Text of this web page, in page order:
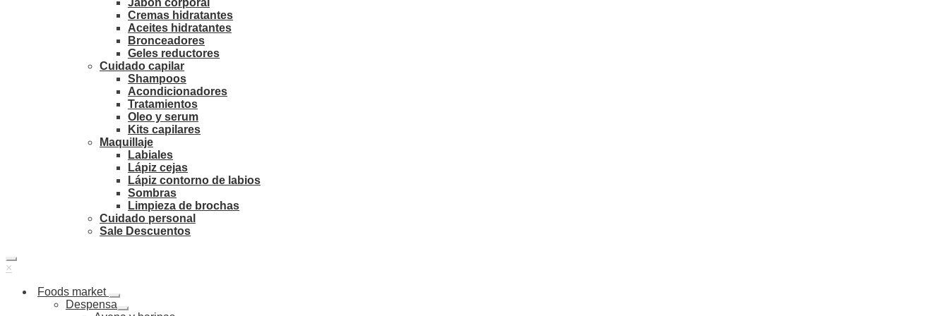
Jabón corporal
Cremas hidratantes
Aceites hidratantes
Bronceadores
Geles reductores
Cuidado capilar
Shampoos
Acondicionadores
Tratamientos
Oleo y serum
Kits capilares
Maquillaje
Labiales
Lápiz cejas
Lápiz contorno de labios
Sombras
Limpieza de brochas
Cuidado personal
Sale Descuentos
×
Foods market
Despensa